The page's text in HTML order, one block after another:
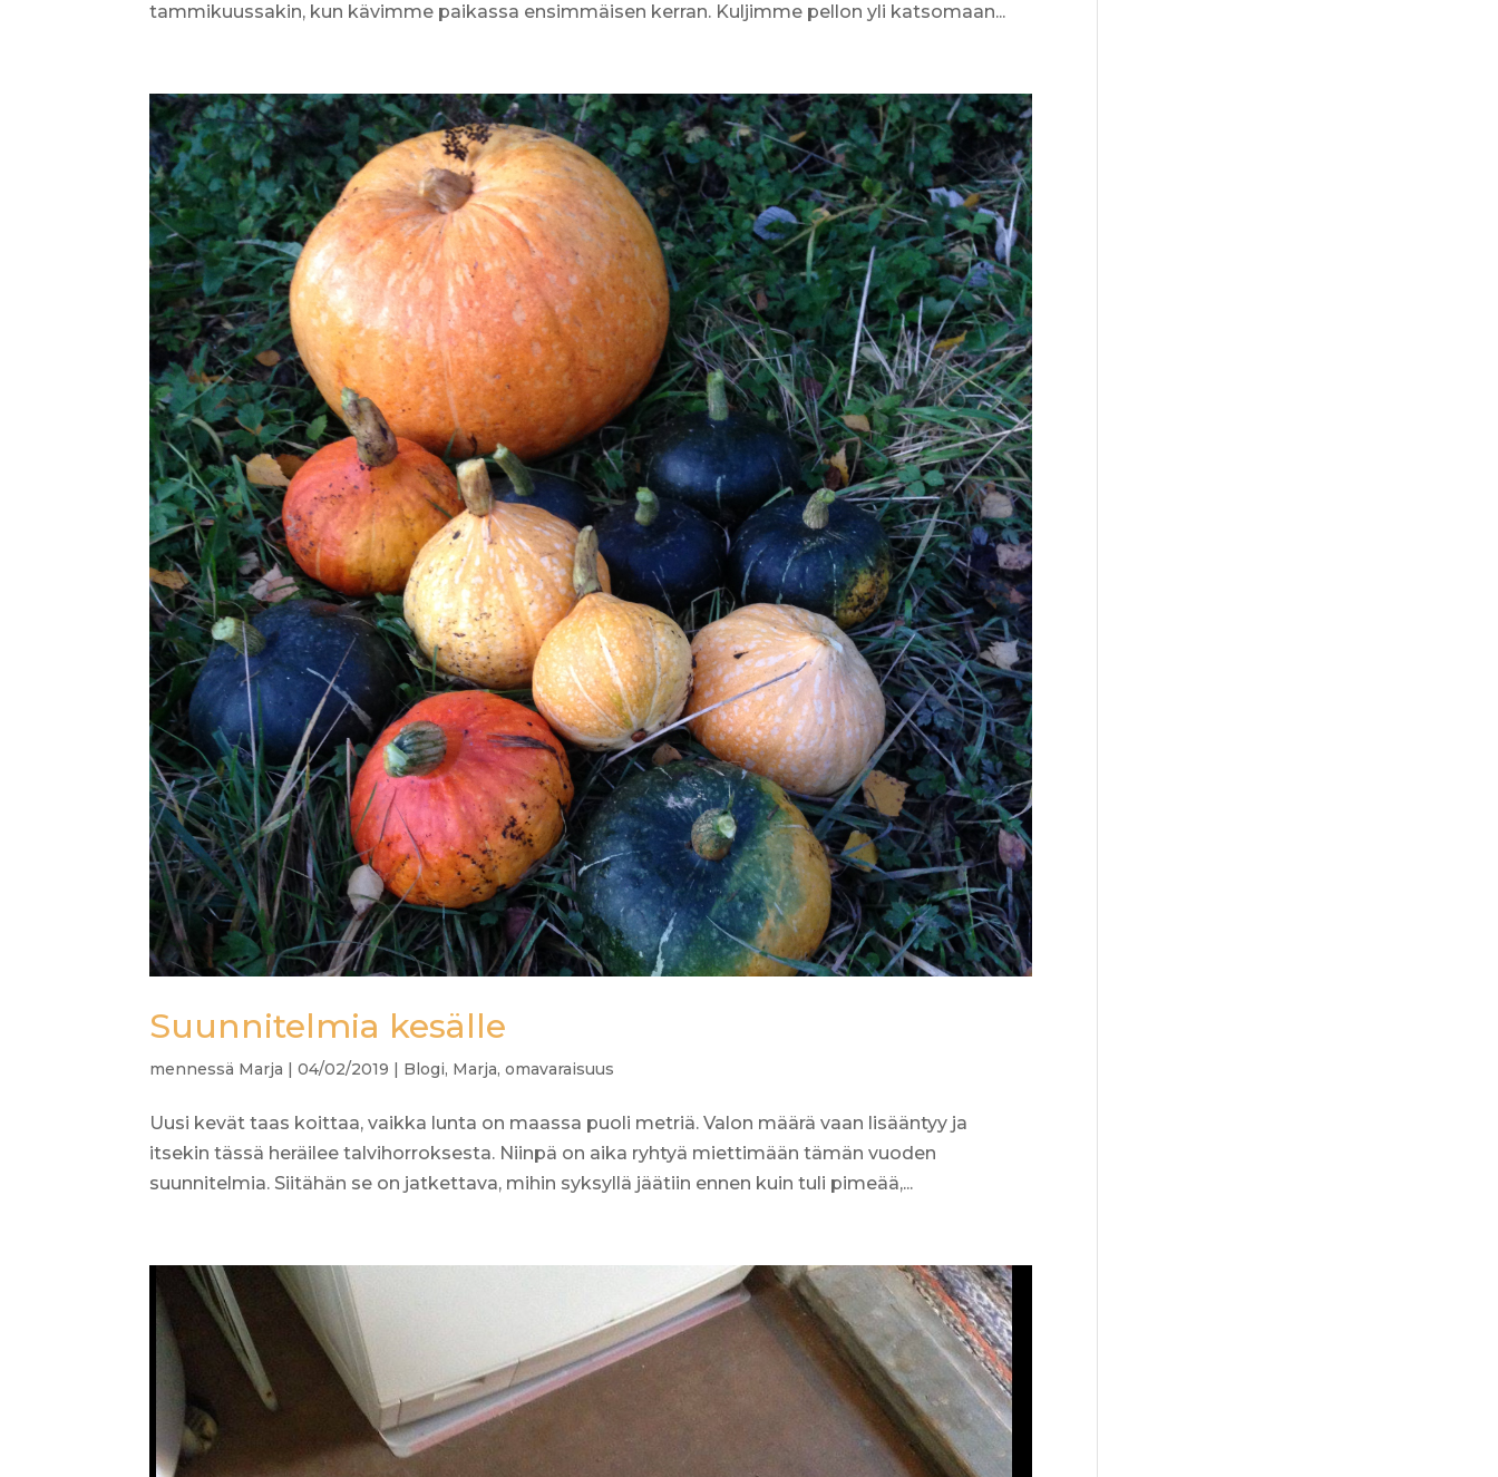
tammikuussakin, kun kävimme paikassa ensimmäisen kerran. Kuljimme pellon yli katsomaan...
Suunnitelmia kesälle
mennessä Marja |04/02/2019 | Blogi, Marja,omavaraisuus
Uusi kevät taas koittaa, vaikka lunta on maassa puoli metriä. Valon määrä vaan lisääntyy ja
itsekin tässä heräilee talvihorroksesta. Niinpä on aika ryhtyä miettimään tämän vuoden
suunnitelmia. Siitähän se on jatkettava, mihin syksyllä jäätiin ennen kuin tuli pimeää,...